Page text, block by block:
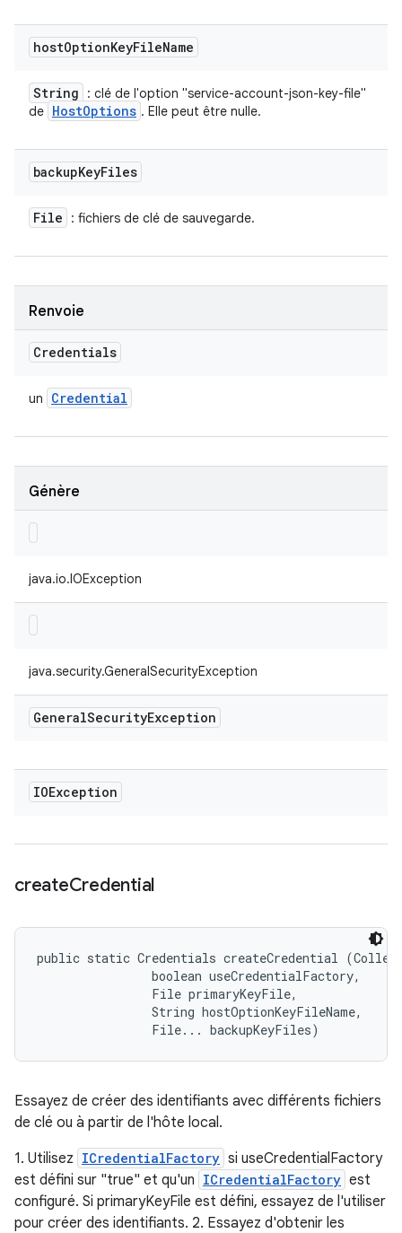
hostOptionKeyFileName
String
: clé de l'option "service-account-json-key-file"
de HostOptions . Elle peut être nulle.
backupKeyFiles
File : fichiers de clé de sauvegarde.
Renvoie
Credentials
un Credential
Génère
java.io.IOException
java.security.GeneralSecurityException
GeneralSecurityException
IOException
createCredential
public static Credentials createCredential
                boolean useCredentialFactory,
                File primaryKeyFile,
                String hostOptionKeyFileName,
                File... backupKeyFiles)
Essayez de créer des identifiants avec différents fichiers
de clé ou à partir de l'hôte local.
1. Utilisez ICredentialFactory si useCredentialFactory
est défini sur "true" et qu'un ICredentialFactory est
configuré. Si primaryKeyFile est défini, essayez de l'utiliser
pour créer des identifiants. 2. Essayez d'obtenir les